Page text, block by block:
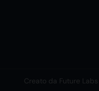
Creato da Future Labs